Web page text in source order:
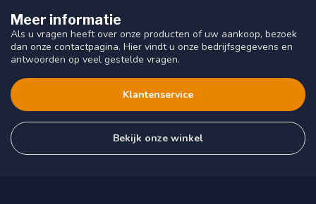
Meer informatie
Als u vragen heeft over onze producten of uw aankoop, bezoek
dan onze contactpagina. Hier vindt u onze bedrijfsgegevens en
antwoorden op veel gestelde vragen.
Klantenservice
Bekijk onze winkel